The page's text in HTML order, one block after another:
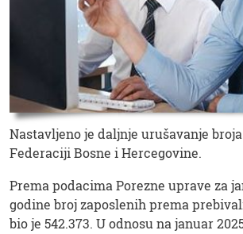
Nastavljeno je daljnje urušavanje
Federaciji Bosne i Hercegovine.
Prema podacima Porezne uprave za
godine broj zaposlenih prema
bio je 542.373. U odnosu na januar